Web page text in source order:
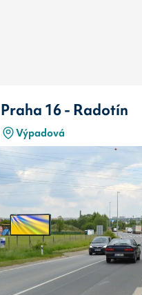
Praha 16 - Radotín
Výpadová